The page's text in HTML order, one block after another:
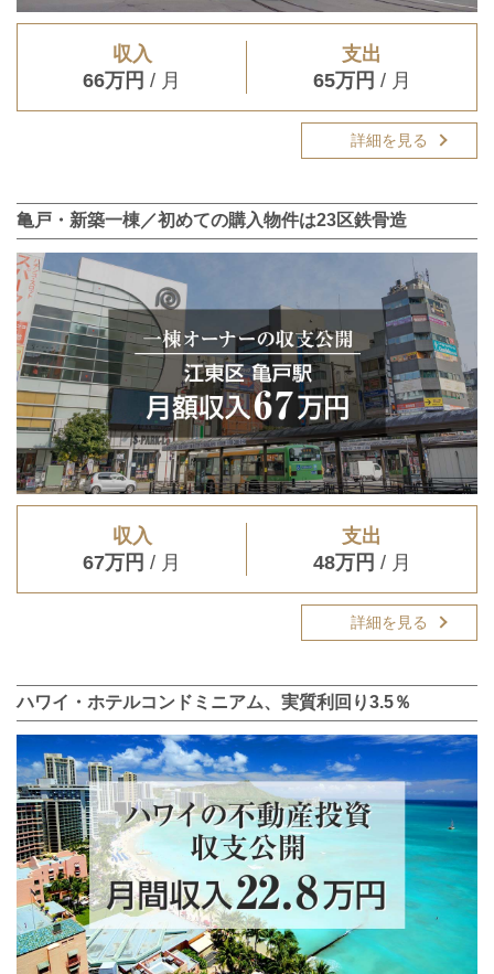
収入
66万円 / 月
支出
65万円 / 月
詳細を見る
亀戸・新築一棟／初めての購入物件は23区鉄骨造
収入
67万円 / 月
支出
48万円 / 月
詳細を見る
ハワイ・ホテルコンドミニアム、実質利回り3.5％